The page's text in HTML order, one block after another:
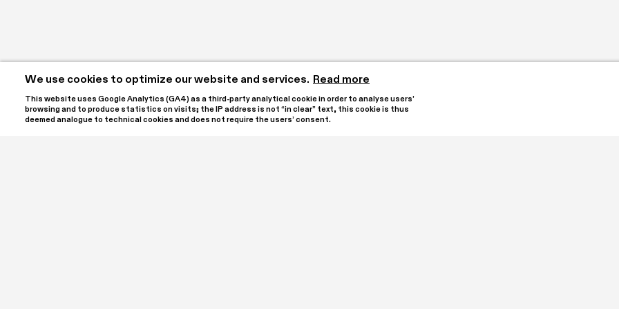
We use cookies to optimize our website and services. Read more
This website uses Google Analytics (GA4) as a third-party analytical cookie in order to analyse users’
browsing and to produce statistics on visits; the IP address is not “in clear” text, this cookie is thus
deemed analogue to technical cookies and does not require the users’ consent.